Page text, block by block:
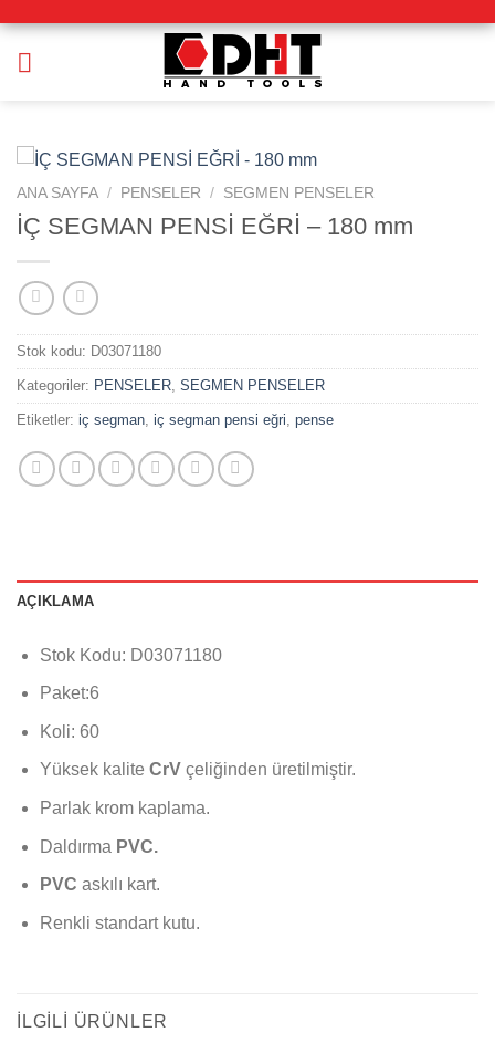
ANA SAYFA / PENSELER / SEGMEN PENSELER
İÇ SEGMAN PENSİ EĞRİ – 180 mm
Stok kodu: D03071180
Kategoriler: PENSELER SEGMEN PENSELER
Etiketler: iç segman iç segman pensi eğri pense
AÇIKLAMA
Stok Kodu: D03071180
Paket:6
Koli: 60
Yüksek kalite CrV çeliğinden üretilmiştir.
Parlak krom kaplama.
Daldırma PVC.
PVC askılı kart.
Renkli standart kutu.
İLGILI ÜRÜNLER